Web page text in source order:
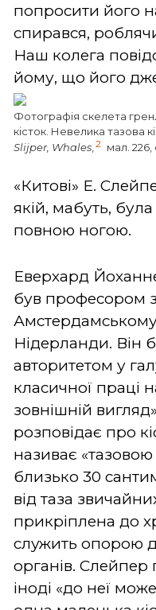
попросити його
спирався,
Наш колега
йому, що його
Фотографія скелета
кісток. Невелика тазова
Slijper, Whales,2 мал. 226,
«Китові» Е.
якій, мабуть,
повною ногою.
Еверхард
був професором
Амстердамському
Нідерланди. Він
авторитетом у
класичної праці
зовнішній
розповідає про
називає
близько 30
від таза
прикріплена до
служить опорою
органів.
іноді «до неї